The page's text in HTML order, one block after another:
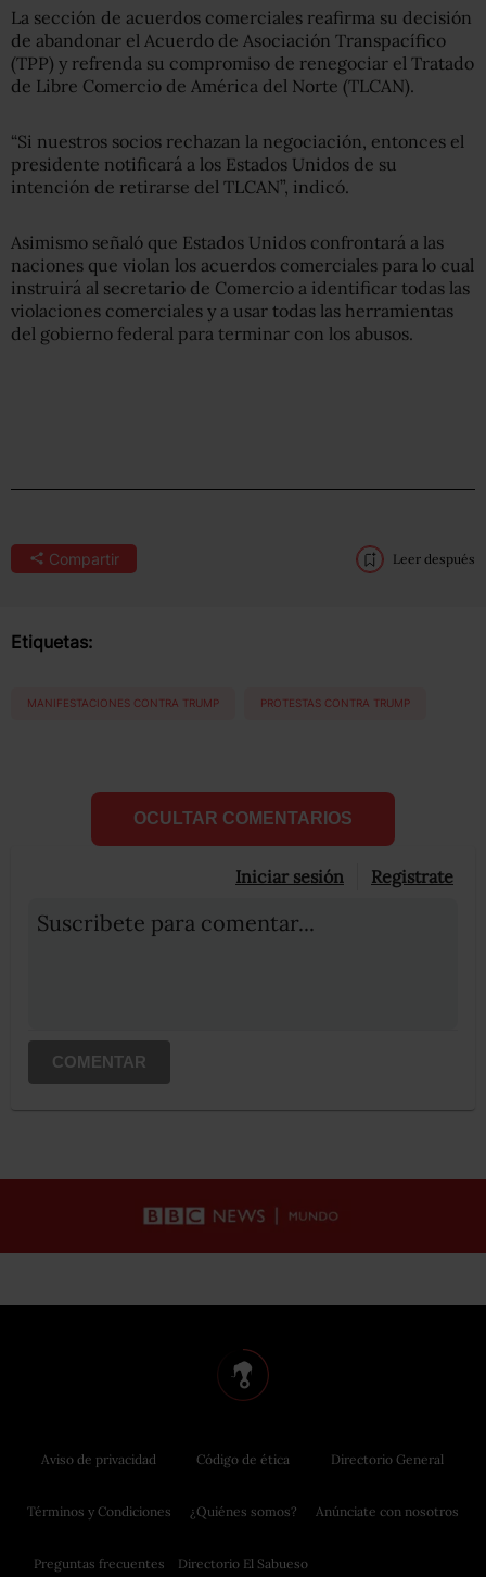
La sección de acuerdos comerciales reafirma su decisión
de abandonar el Acuerdo de Asociación Transpacífico
(TPP) y refrenda su compromiso de renegociar el Tratado
de Libre Comercio de América del Norte (TLCAN).
“Si nuestros socios rechazan la negociación, entonces el
presidente notificará a los Estados Unidos de su
intención de retirarse del TLCAN”, indicó.
Asimismo señaló que Estados Unidos confrontará a las
naciones que violan los acuerdos comerciales para lo cual
instruirá al secretario de Comercio a identificar todas las
violaciones comerciales y a usar todas las herramientas
del gobierno federal para terminar con los abusos.
Compartir Leer después
Etiquetas:
MANIFESTACIONES CONTRA TRUMP PROTESTAS CONTRA TRUMP
OCULTAR COMENTARIOS
Iniciar sesión Registrate
Suscribete para comentar...
COMENTAR
Aviso de privacidad
Términos y Condiciones
Preguntas frecuentes
Código de ética
¿Quiénes somos?
Directorio El Sabueso
Directorio General
Anúnciate con nosotros